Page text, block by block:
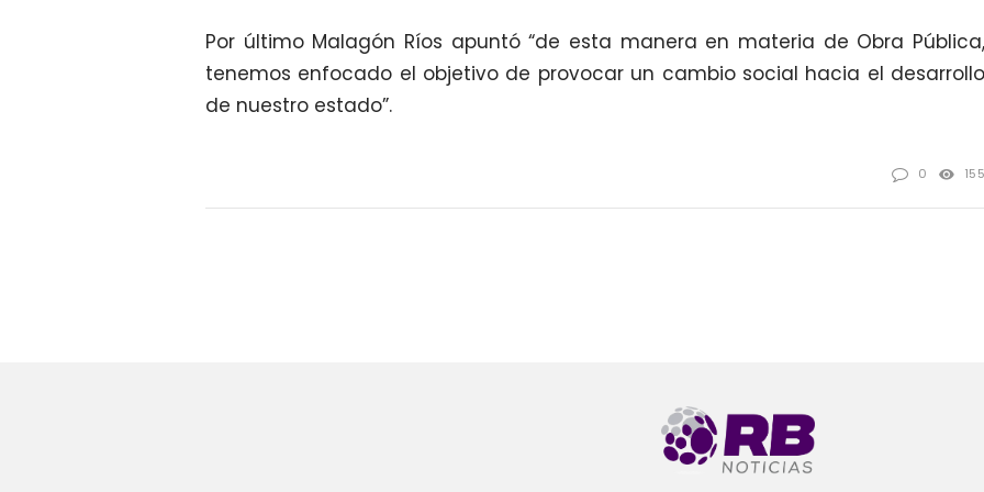
Por último Malagón Ríos apuntó “de esta manera en materia de Obra Pública,
tenemos enfocado el objetivo de provocar un cambio social hacia el desarrollo
de nuestro estado”.
0 155